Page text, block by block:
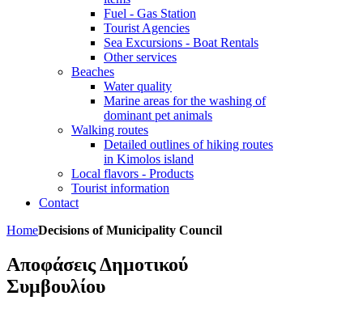
Fuel - Gas Station
Tourist Agencies
Sea Excursions - Boat Rentals
Other services
Beaches
Water quality
Marine areas for the washing of
dominant pet animals
Walking routes
Detailed outlines of hiking routes
in Kimolos island
Local flavors - Products
Tourist information
Contact
HomeDecisions of Municipality Council
Αποφάσεις Δημοτικού
Συμβουλίου